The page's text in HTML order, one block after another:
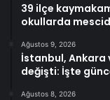
39 ilçe
okullarda
Ağustos 9, 2026
İstanbul, Ankara
değişti: İşte
Ağustos 8, 2026